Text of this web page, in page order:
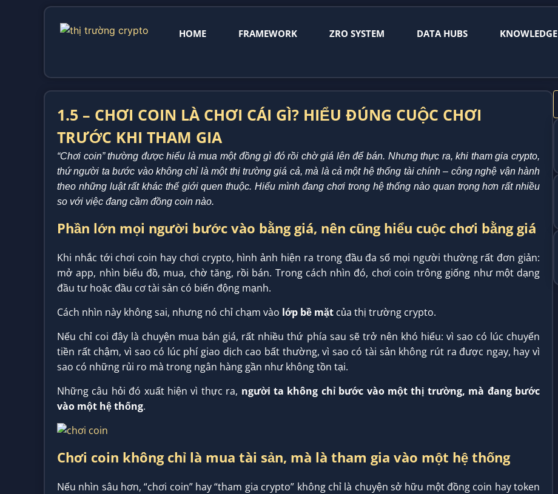
HOME FRAMEWORK ZRO SYSTEM DATA HUBS KNOWLEDGE
1.5 – CHƠI COIN LÀ CHƠI CÁI GÌ? HIỂU ĐÚNG CUỘC CHƠI
TRƯỚC KHI THAM GIA
“Chơi coin” thường được hiểu là mua một đồng gì đó rồi chờ giá lên để bán. Nhưng thực ra, khi tham gia crypto,
thứ người ta bước vào không chỉ là một thị trường giá cả, mà là cả một hệ thống tài chính – công nghệ vận hành
theo những luật rất khác thế giới quen thuộc. Hiểu mình đang chơi trong hệ thống nào quan trọng hơn rất nhiều
so với việc đang cầm đồng coin nào.
Phần lớn mọi người bước vào bằng giá, nên cũng hiểu cuộc chơi bằng giá
Khi nhắc tới chơi coin hay chơi crypto, hình ảnh hiện ra trong đầu đa số mọi người thường rất đơn giản:
mở app, nhìn biểu đồ, mua, chờ tăng, rồi bán. Trong cách nhìn đó, chơi coin trông giống như một dạng
đầu tư hoặc đầu cơ tài sản có biến động mạnh.
Cách nhìn này không sai, nhưng nó chỉ chạm vào lớp bề mặt của thị trường crypto.
Nếu chỉ coi đây là chuyện mua bán giá, rất nhiều thứ phía sau sẽ trở nên khó hiểu: vì sao có lúc chuyển
tiền rất chậm, vì sao có lúc phí giao dịch cao bất thường, vì sao có tài sản không rút ra được ngay, hay vì
sao có những rủi ro mà trong ngân hàng gần như không tồn tại.
Những câu hỏi đó xuất hiện vì thực ra, người ta không chỉ bước vào một thị trường, mà đang bước
vào một hệ thống.
Chơi coin không chỉ là mua tài sản, mà là tham gia vào một hệ thống
Nếu nhìn sâu hơn, “chơi coin” hay “tham gia crypto” không chỉ là chuyện sở hữu một đồng coin hay token